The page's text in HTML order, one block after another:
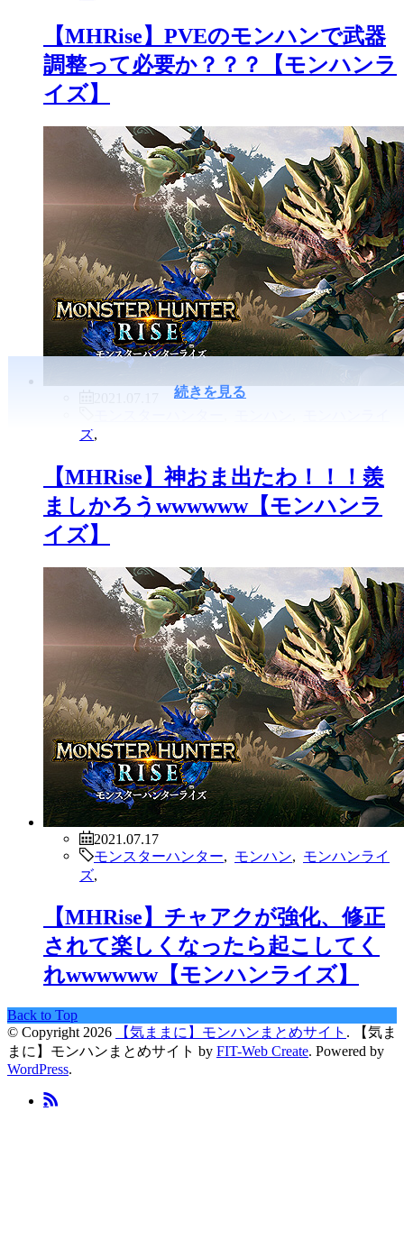
続きを見る
【MHRise】PVEのモンハンで武器
調整って必要か？？？【モンハンラ
イズ】
ズ
【MHRise】神おま出たわ！！！羨
ましかろうwwwwww【モンハンラ
イズ】
2021.07.17
モンスターハンター
モンハン
モンハンライ
ズ
【MHRise】チャアクが強化、修正
されて楽しくなったら起こしてく
れwwwwww【モンハンライズ】
Back to Top
© Copyright 2026
【気ままに】モンハンまとめサイト .
【気ま
まに】モンハンまとめサイト by FIT-Web Create. Powered by
WordPress.